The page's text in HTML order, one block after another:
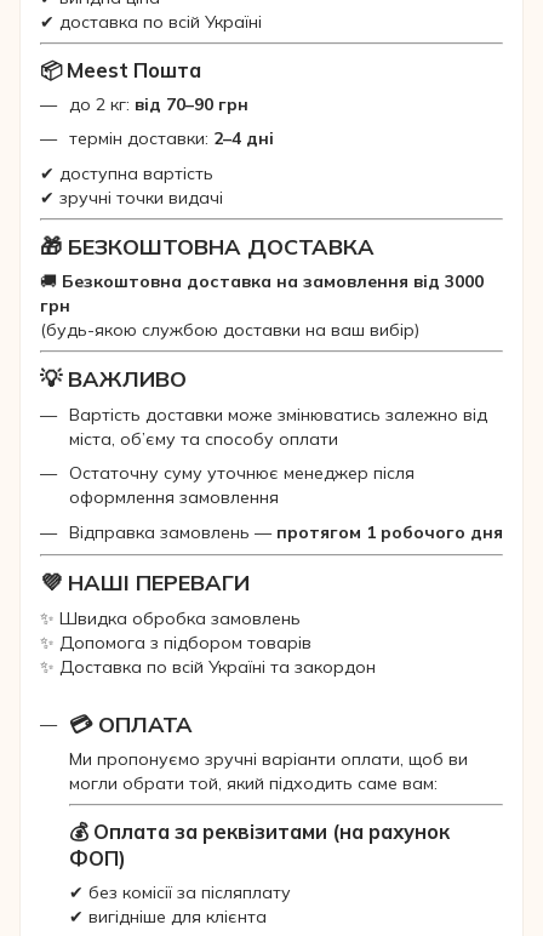
✔ доставка по всій Україні
📦 Meest Пошта
до 2 кг: від 70–90 грн
термін доставки: 2–4 дні
✔ доступна вартість
✔ зручні точки видачі
🎁 БЕЗКОШТОВНА ДОСТАВКА
🚚 Безкоштовна доставка на замовлення від 3000
грн
(будь-якою службою доставки на ваш вибір)
💡 ВАЖЛИВО
Вартість доставки може змінюватись залежно від
міста, об’єму та способу оплати
Остаточну суму уточнює менеджер після
оформлення замовлення
Відправка замовлень — протягом 1 робочого дня
💜 НАШІ ПЕРЕВАГИ
✨ Швидка обробка замовлень
✨ Допомога з підбором товарів
✨ Доставка по всій Україні та закордон
💳 ОПЛАТА
Ми пропонуємо зручні варіанти оплати, щоб ви
могли обрати той, який підходить саме вам:
💰 Оплата за реквізитами (на рахунок
ФОП)
✔ без комісії за післяплату
✔ вигідніше для клієнта